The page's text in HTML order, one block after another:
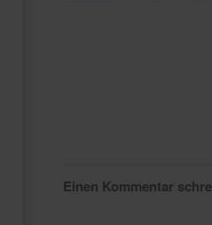
Einen Kommentar